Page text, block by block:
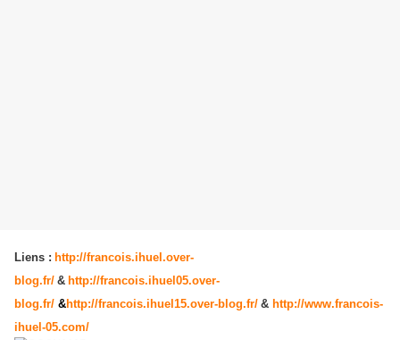
Liens : http://francois.ihuel.over-
blog.fr/ & http://francois.ihuel05.over-
blog.fr/ &http://francois.ihuel15.over-blog.fr/ & http://www.francois-
ihuel-05.com/